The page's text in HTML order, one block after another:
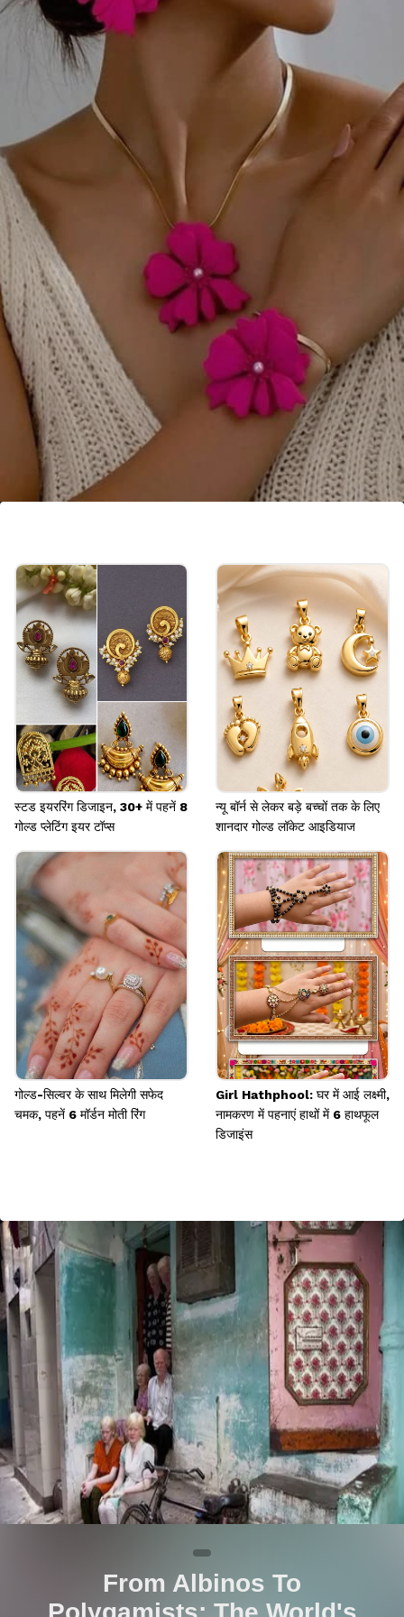
रानी कलर हॉलो फ्लावर नेकलेस सेट जेन जी गर्ल्स के फेवरेट हैं।
इन्हें वे ऑफिस पार्टी या फिर कैजुअल इन हाउस फंक्शन में स्टाइल
कर सकती हैं। ये दिखने में सिम्पल होते पर सुंदर दिखते हैं।
Image credits: pinterest
स्टड इयररिंग डिजाइन, 30+ में पहनें 8
गोल्ड प्लेटिंग इयर टॉप्स
न्यू बॉर्न से लेकर बड़े बच्चों तक के लिए
शानदार गोल्ड लॉकेट आइडियाज
गोल्ड-सिल्वर के साथ मिलेगी सफेद
चमक, पहनें 6 मॉर्डन मोती रिंग
Girl Hathphool: घर में आई लक्ष्मी,
नामकरण में पहनाएं हाथों में 6 हाथफूल
डिजाइंस